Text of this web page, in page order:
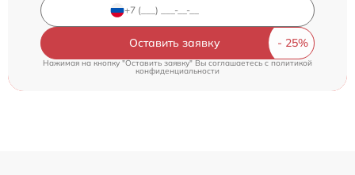
Оставить заявку
Нажимая на кнопку "Оставить заявку" Вы соглашаетесь cполитикой
конфиденциальности